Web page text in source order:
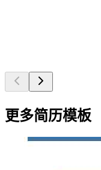
更多简历模板